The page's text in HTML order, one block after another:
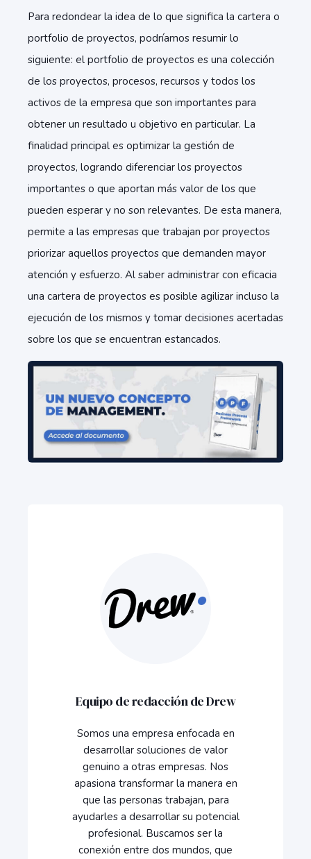
Para redondear la idea de lo que significa la cartera o
portfolio de proyectos, podríamos resumir lo
siguiente: el portfolio de proyectos es una colección
de los proyectos, procesos, recursos y todos los
activos de la empresa que son importantes para
obtener un resultado u objetivo en particular. La
finalidad principal es optimizar la gestión de
proyectos, logrando diferenciar los proyectos
importantes o que aportan más valor de los que
pueden esperar y no son relevantes. De esta manera,
permite a las empresas que trabajan por proyectos
priorizar aquellos proyectos que demanden mayor
atención y esfuerzo. Al saber administrar con eficacia
una cartera de proyectos es posible agilizar incluso la
ejecución de los mismos y tomar decisiones acertadas
sobre los que se encuentran estancados.
Equipo de redacción de Drew
Somos una empresa enfocada en
desarrollar soluciones de valor
genuino a otras empresas. Nos
apasiona transformar la manera en
que las personas trabajan, para
ayudarles a desarrollar su potencial
profesional. Buscamos ser la
conexión entre dos mundos, que